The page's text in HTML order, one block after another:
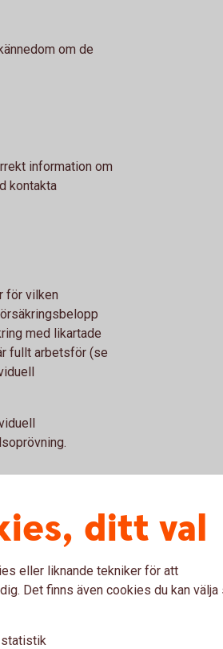
om de
information om
kontakta
för vilken
med likartade
fullt arbetsför (se
10 procent per
för anställd somditt val
eller liknande tekniker för att
Det finns även cookies du kan välja
statistik